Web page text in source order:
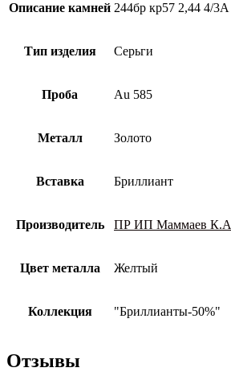
Описание камней 244бр кр57 2,44 4/3А
Тип изделия Серьги
Проба Au 585
Металл Золото
Вставка Бриллиант
Производитель ПР ИП Маммаев К.А
Цвет металла Желтый
Коллекция "Бриллианты-50%"
Отзывы